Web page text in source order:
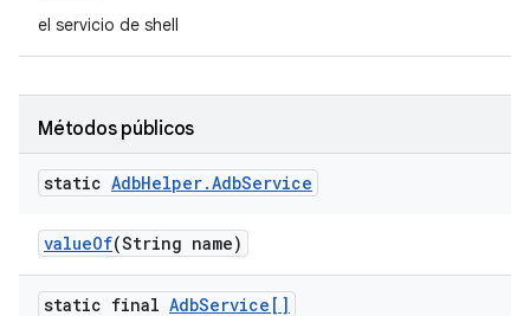
el servicio de shell
Métodos públicos
static AdbHelper.AdbService
valueOf(String name)
static final AdbService[]